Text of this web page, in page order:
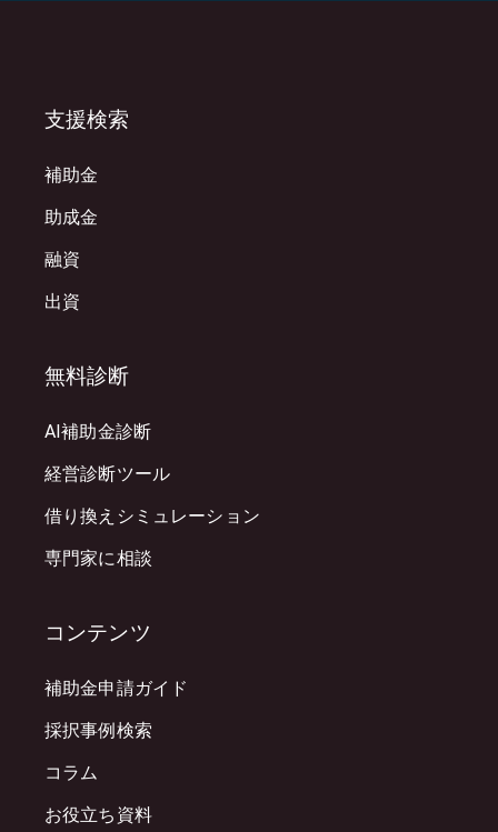
支援検索
補助金
助成金
融資
出資
無料診断
AI補助金診断
経営診断ツール
借り換えシミュレーション
専門家に相談
コンテンツ
補助金申請ガイド
採択事例検索
コラム
お役立ち資料